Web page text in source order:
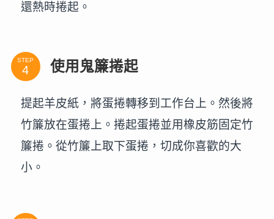
還熱時捲起。
STEP 使用鬼簾捲起
提起羊皮紙，將蛋捲轉移到工作台上。然後將
竹簾放在蛋捲上。捲起蛋捲並用橡皮筋固定竹
簾捲。從竹簾上取下蛋捲，切成你喜歡的大
小。